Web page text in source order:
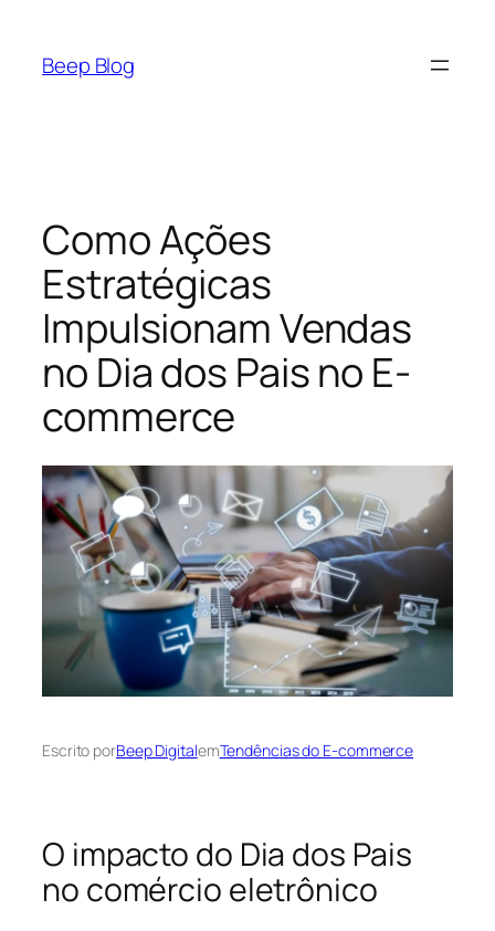
Beep Blog
Como Ações
Estratégicas
Impulsionam Vendas
no Dia dos Pais no E-
commerce
Escrito porBeep DigitalemTendências do E-commerce
O impacto do Dia dos Pais
no comércio eletrônico